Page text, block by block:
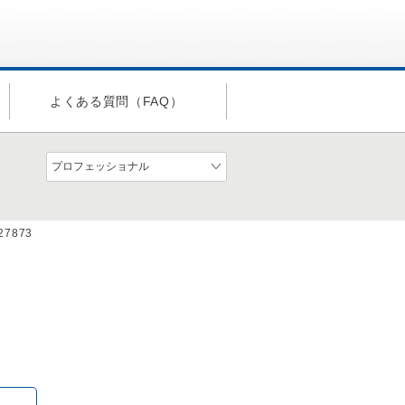
よくある質問（FAQ）